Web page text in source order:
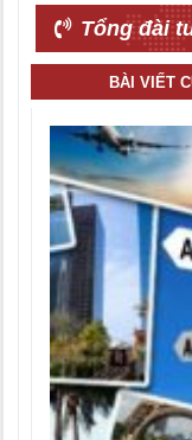
Tổng đài
BÀI VIẾT